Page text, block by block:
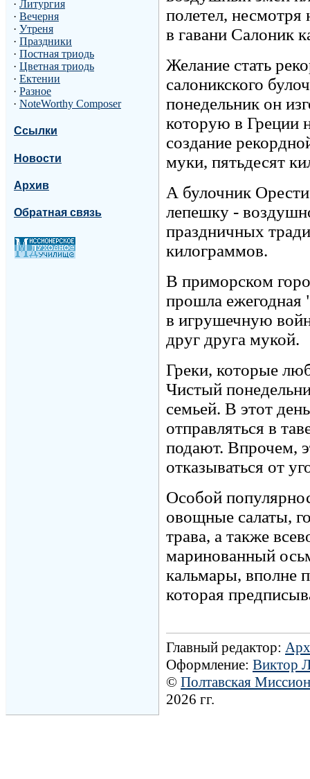
· Литургия
· Вечерня
· Утреня
· Праздники
· Постная триодь
· Цветная триодь
· Ектении
· Разное
· NoteWorthy Composer
Ссылки
Новости
Архив
Обратная связь
полетел, несмотря
в гавани Салоник
Желание стать
салоникского
понедельник он
которую в Греции
создание
муки, пятьдесят
А булочник
лепешку -
праздничных
килограммов.
В приморском
прошла ежегодная
в игрушечную
друг друга мукой.
Греки, которые
Чистый
семьей. В этот
отправляться в
подают. Впрочем,
отказываться от
Особой
овощные салаты,
трава, а также
маринованный
кальмары, вполне
которая
Главный редактор:
Оформление: Виктор
© Полтавская
2026 гг.